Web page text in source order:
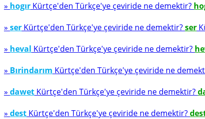
» hogır Kürtçe'den Türkçe'ye çeviride ne demektir?
» ser Kürtçe'den Türkçe'ye çeviride ne demektir?ser
» heval Kürtçe'den Türkçe'ye çeviride ne demektir?
» Bırindarım Kürtçe'den Türkçe'ye çeviride ne
» dawet Kürtçe'den Türkçe'ye çeviride ne demektir?
» dest Kürtçe'den Türkçe'ye çeviride ne demektir?